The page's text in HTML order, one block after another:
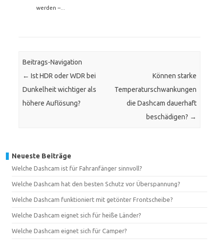
werden –...
Beitrags-Navigation
← Ist HDR oder WDR bei
Dunkelheit wichtiger als
höhere Auflösung?
Können starke
Temperaturschwankungen
die Dashcam dauerhaft
beschädigen? →
Neueste Beiträge
Welche Dashcam ist für Fahranfänger sinnvoll?
Welche Dashcam hat den besten Schutz vor Überspannung?
Welche Dashcam funktioniert mit getönter Frontscheibe?
Welche Dashcam eignet sich für heiße Länder?
Welche Dashcam eignet sich für Camper?